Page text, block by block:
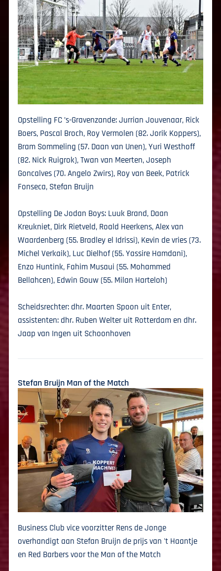
Opstelling FC ’s-Gravenzande: Jurrian Jouvenaar, Rick
Boers, Pascal Broch, Roy Vermolen (82. Jorik Koppers),
Bram Sommeling (57. Daan van Unen), Yuri Westhoff
(82. Nick Ruigrok), Twan van Meerten, Joseph
Goncalves (70. Angelo Zwirs), Roy van Beek, Patrick
Fonseca, Stefan Bruijn
Opstelling De Jodan Boys: Luuk Brand, Daan
Kreukniet, Dirk Rietveld, Roald Heerkens, Alex van
Waardenberg (55. Bradley el Idrissi), Kevin de vries (73.
Michel Verkaik), Luc Dielhof (55. Yassire Hamdani),
Enzo Huntink, Fahim Musaui (55. Mohammed
Bellahcen), Edwin Gouw (55. Milan Harteloh)
Scheidsrechter: dhr. Maarten Spoon uit Enter,
assistenten: dhr. Ruben Welter uit Rotterdam en dhr.
Jaap van Ingen uit Schoonhoven
Stefan Bruijn Man of the Match
Business Club vice voorzitter Rens de Jonge
overhandigt aan Stefan Bruijn de prijs van 't Haantje
en Red Barbers voor the Man of the Match